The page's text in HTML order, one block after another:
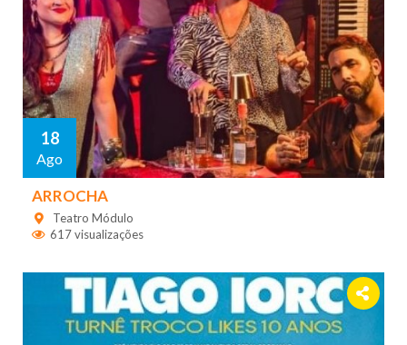
18
Ago
ARROCHA
Teatro Módulo
617 visualizações